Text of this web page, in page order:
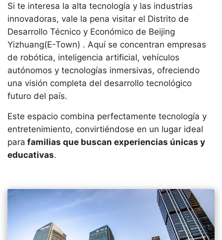
Si te interesa la alta tecnología y las industrias
innovadoras, vale la pena visitar el Distrito de
Desarrollo Técnico y Económico de Beijing
Yizhuang(E-Town) . Aquí se concentran empresas
de robótica, inteligencia artificial, vehículos
autónomos y tecnologías inmersivas, ofreciendo
una visión completa del desarrollo tecnológico
futuro del país.
Este espacio combina perfectamente tecnología y
entretenimiento, convirtiéndose en un lugar ideal
para familias que buscan experiencias únicas y
educativas.